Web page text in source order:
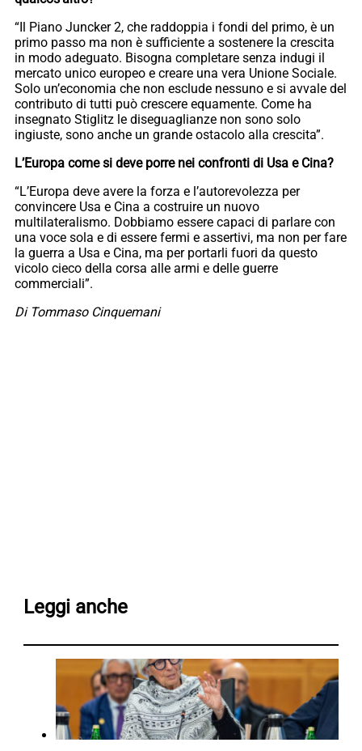
“Il Piano Juncker 2, che raddoppia i fondi del primo, è un
primo passo ma non è sufficiente a sostenere la crescita
in modo adeguato. Bisogna completare senza indugi il
mercato unico europeo e creare una vera Unione Sociale.
Solo un’economia che non esclude nessuno e si avvale del
contributo di tutti può crescere equamente. Come ha
insegnato Stiglitz le diseguaglianze non sono solo
ingiuste, sono anche un grande ostacolo alla crescita”.
L’Europa come si deve porre nei confronti di Usa e Cina?
“L’Europa deve avere la forza e l’autorevolezza per
convincere Usa e Cina a costruire un nuovo
multilateralismo. Dobbiamo essere capaci di parlare con
una voce sola e di essere fermi e assertivi, ma non per fare
la guerra a Usa e Cina, ma per portarli fuori da questo
vicolo cieco della corsa alle armi e delle guerre
commerciali”.
Di Tommaso Cinquemani
Leggi anche